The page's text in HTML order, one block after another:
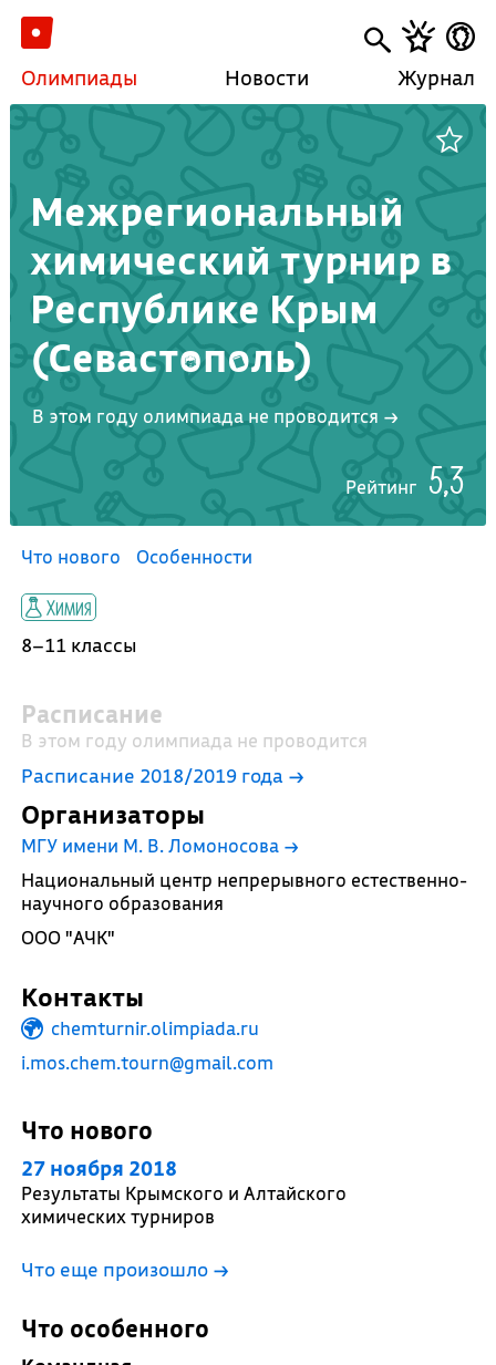
Олимпиады Новости Журнал
Межрегиональный
химический турнир в
Республике Крым
(Севастополь)
В этом году олимпиада не проводится →
Рейтинг 5,3
Что нового Особенности
Химия
8–11 классы
Расписание
В этом году олимпиада не проводится
Расписание 2018/2019 года →
Организаторы
МГУ имени М. В. Ломоносова →
Национальный центр непрерывного естественно-
научного образования
ООО "АЧК"
Контакты
chemturnir.olimpiada.ru
i.mos.chem.tourn@gmail.com
Что нового
27 ноября 2018
Результаты Крымского и Алтайского
химических турниров
Что еще произошло →
Что особенного